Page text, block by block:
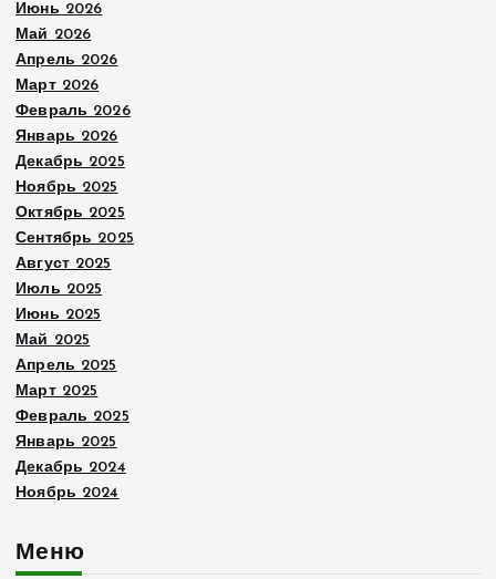
Июнь 2026
Май 2026
Апрель 2026
Март 2026
Февраль 2026
Январь 2026
Декабрь 2025
Ноябрь 2025
Октябрь 2025
Сентябрь 2025
Август 2025
Июль 2025
Июнь 2025
Май 2025
Апрель 2025
Март 2025
Февраль 2025
Январь 2025
Декабрь 2024
Ноябрь 2024
Меню